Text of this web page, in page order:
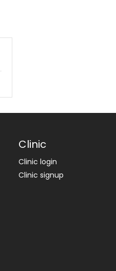
Clinic
Clinic login
Clinic signup